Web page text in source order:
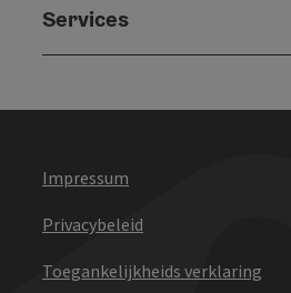
Services
Impressum
Privacybeleid
Toegankelijkheids verklaring